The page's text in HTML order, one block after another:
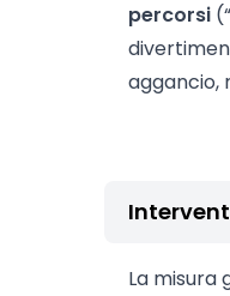
percorsi
aggancio,
La misura